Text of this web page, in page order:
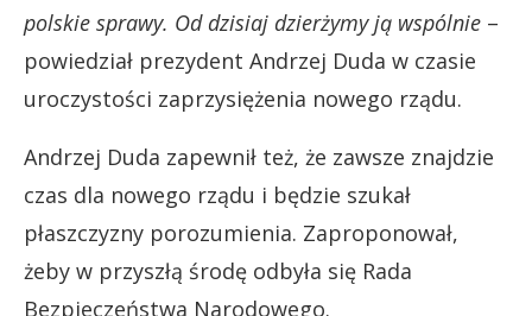
polskie sprawy. Od dzisiaj dzierżymy ją wspólnie –
powiedział prezydent Andrzej Duda w czasie
uroczystości zaprzysiężenia nowego rządu.
Andrzej Duda zapewnił też, że zawsze znajdzie
czas dla nowego rządu i będzie szukał
płaszczyzny porozumienia. Zaproponował,
żeby w przyszłą środę odbyła się Rada
Bezpieczeństwa Narodowego.